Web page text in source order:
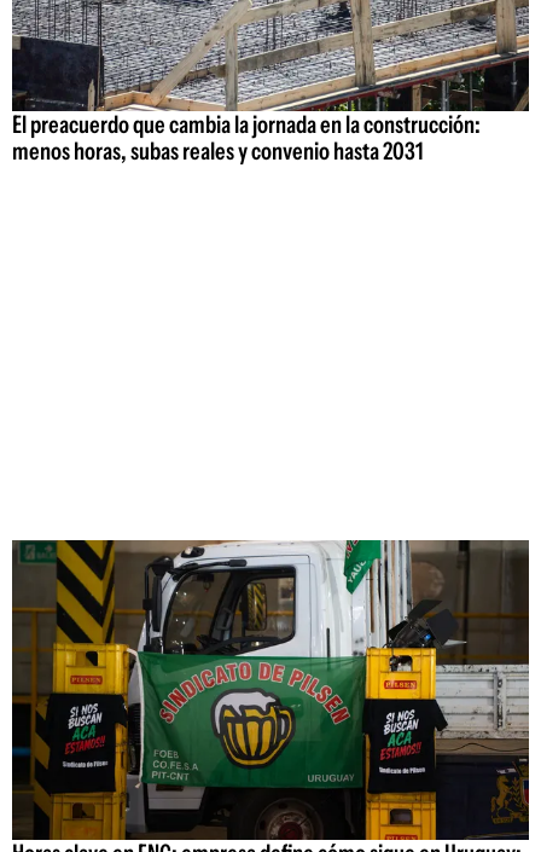
El preacuerdo que cambia la jornada en la construcción:
menos horas, subas reales y convenio hasta 2031